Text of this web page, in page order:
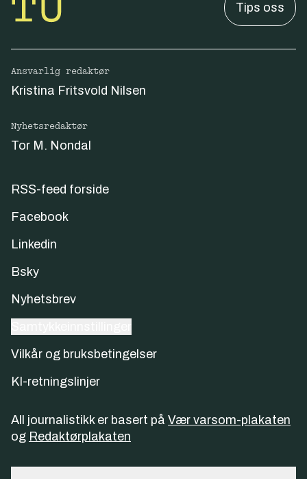
Tips oss
Ansvarlig redaktør
Kristina Fritsvold Nilsen
Nyhetsredaktør
Tor M. Nondal
RSS-feed forside
Facebook
Linkedin
Bsky
Nyhetsbrev
Vilkår og bruksbetingelser
KI-retningslinjer
All journalistikk er basert på Vær varsom-plakaten
og Redaktørplakaten